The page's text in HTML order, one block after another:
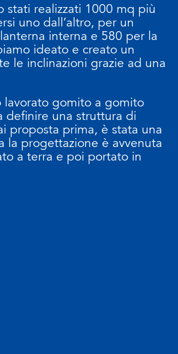
stati realizzati 1000 mq più
uno dall’altro, per un
interna e 580 per la
ideato e creato un
le inclinazioni grazie ad una
gomito a gomito
definire una struttura di
proposta prima, è stata una
la progettazione è avvenuta
a terra e poi portato in